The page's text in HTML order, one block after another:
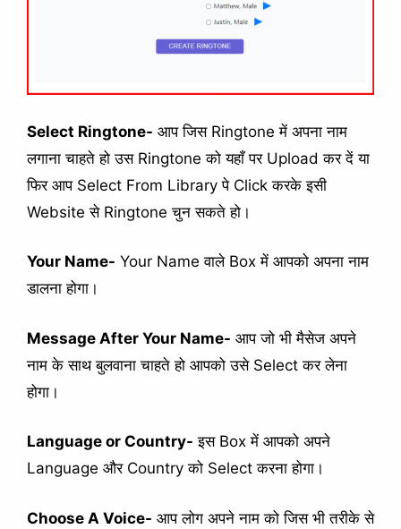
Select Ringtone- आप जिस Ringtone में अपना नाम
लगाना चाहते हो उस Ringtone को यहाँ पर Upload कर दें या
फिर आप Select From Library पे Click करके इसी
Website से Ringtone चुन सकते हो।
Your Name- Your Name वाले Box में आपको अपना नाम
डालना होगा।
Message After Your Name- आप जो भी मैसेज अपने
नाम के साथ बुलवाना चाहते हो आपको उसे Select कर लेना
होगा।
Language or Country- इस Box में आपको अपने
Language और Country को Select करना होगा।
Choose A Voice- आप लोग अपने नाम को जिस भी तरीके से